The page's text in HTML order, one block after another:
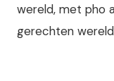
wereld, met pho
gerechten